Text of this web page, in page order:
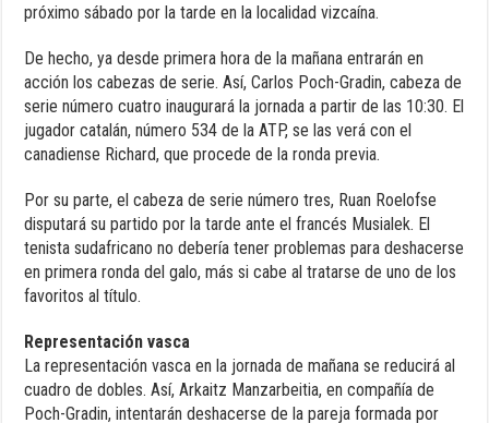
próximo sábado por la tarde en la localidad vizcaína.
De hecho, ya desde primera hora de la mañana entrarán en
acción los cabezas de serie. Así, Carlos Poch-Gradin, cabeza de
serie número cuatro inaugurará la jornada a partir de las 10:30. El
jugador catalán, número 534 de la ATP, se las verá con el
canadiense Richard, que procede de la ronda previa.
Por su parte, el cabeza de serie número tres, Ruan Roelofse
disputará su partido por la tarde ante el francés Musialek. El
tenista sudafricano no debería tener problemas para deshacerse
en primera ronda del galo, más si cabe al tratarse de uno de los
favoritos al título.
Representación vasca
La representación vasca en la jornada de mañana se reducirá al
cuadro de dobles. Así, Arkaitz Manzarbeitia, en compañía de
Poch-Gradin, intentarán deshacerse de la pareja formada por